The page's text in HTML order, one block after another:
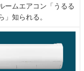
ームエアコン「うるる
」知られる。